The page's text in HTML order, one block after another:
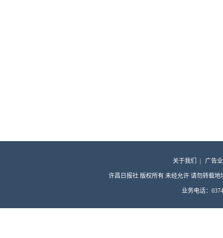
关于我们 广告
许昌日报社 版权所有 未经允许 请勿转载地
业务电话：